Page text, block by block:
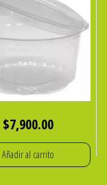
$7,900.00
Añadir al carrito